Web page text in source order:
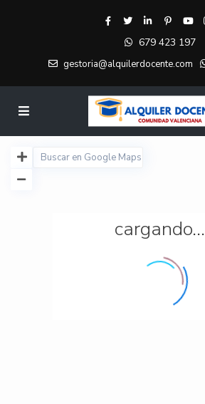
679 423 197
gestoria@alquilerdocente.com
cargando...